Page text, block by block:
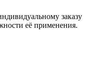
заказу
её применения.